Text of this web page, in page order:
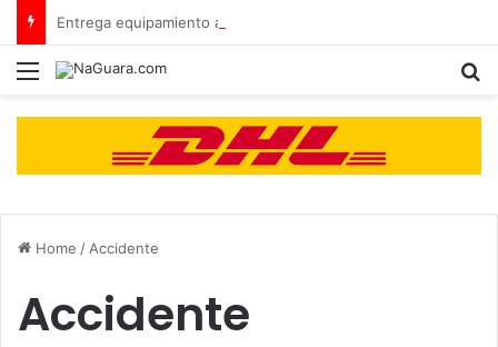
Menu
Home / Accidente
Accidente